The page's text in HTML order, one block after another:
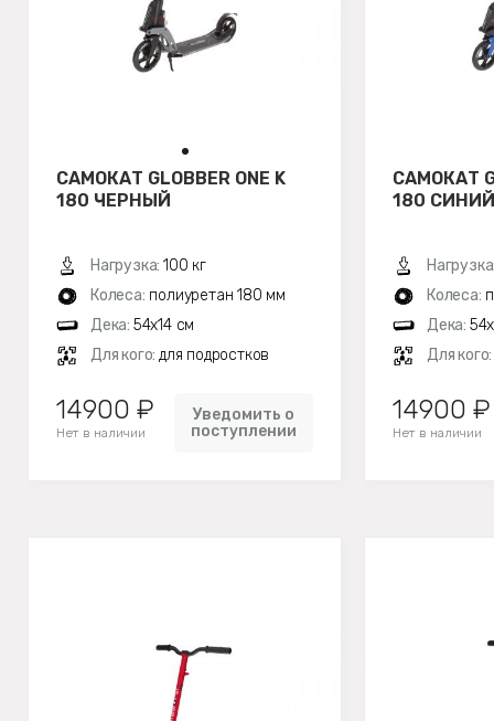
САМОКАТ GLOBBER ONE K
180 ЧЕРНЫЙ
Нагрузка: 100 кг
Колеса: полиуретан 180 мм
Дека: 54x14 см
Для кого: для подростков
14900 ₽
Нет в наличии
Уведомить о
поступлении
САМОКАТ
180 СИНИЙ
Колеса:
Дека:
Для кого:
14900 ₽
Нет в наличии